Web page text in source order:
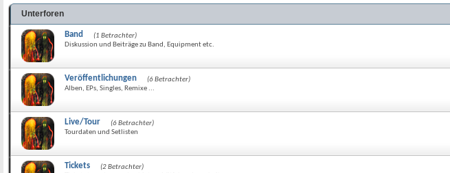
Unterforen
Band
(1 Betrachter)
Diskussion und Beiträge zu Band, Equipment etc.
Veröffentlichungen
(6 Betrachter)
Alben, EPs, Singles, Remixe ...
Live/Tour
(6 Betrachter)
Tourdaten und Setlisten
Tickets
(2 Betrachter)